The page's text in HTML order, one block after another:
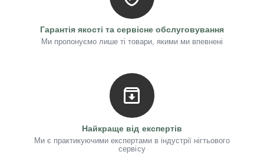
Гарантія якості та сервісне обслуговування
Ми пропонуємо лише ті товари, якими ми впевнені
Найкраще від експертів
Ми є практикуючими експертами в індустрії нігтьового
сервісу